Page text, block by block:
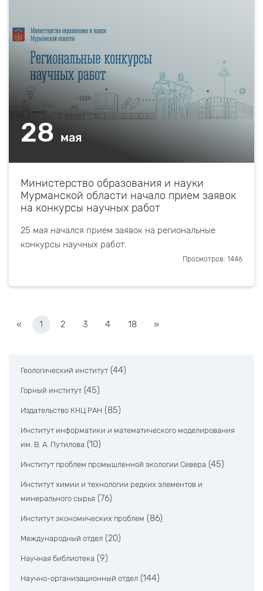
28 мая
Министерство образования и науки
Мурманской области начало прием заявок
на конкурсы научных работ
25 мая начался прием заявок на региональные
конкурсы научных работ.
Просмотров: 1446
« 1 2 3 4 18 »
Геологический институт (44)
Горный институт (45)
Издательство КНЦ РАН (85)
Институт информатики и математического моделирования
им. В. А. Путилова (10)
Институт проблем промышленной экологии Севера (45)
Институт химии и технологии редких элементов и
минерального сырья (76)
Институт экономических проблем (86)
Международный отдел (20)
Научная библиотека (9)
Научно-организационный отдел (144)